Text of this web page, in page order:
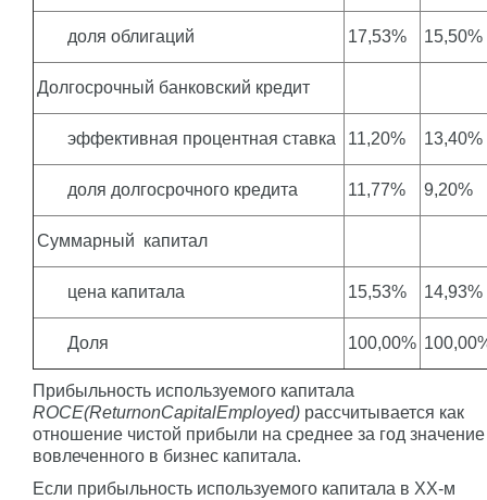
доля облигаций 17,53% 15,50%
Долгосрочный банковский кредит
эффективная процентная ставка 11,20% 13,40%
доля долгосрочного кредита 11,77% 9,20%
Суммарный капитал
цена капитала 15,53% 14,93%
Доля 100,00%
Прибыльность используемого капитала
ROCE(ReturnonCapitalEmployed) рассчитывается как
отношение чистой прибыли на среднее за год значение
вовлеченного в бизнес капитала.
Если прибыльность используемого капитала в ХХ-м